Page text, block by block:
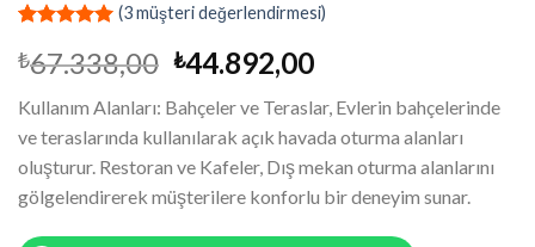
puanına
dayanarak
5 üzerinden
5.00puan
aldı
(3müşteri değerlendirmesi)
₺67.338,00 Orijinal
₺67.338,00.
₺44.892,00Şu
fiyat:
₺44.892,00.
Kullanım Alanları: Bahçeler ve Teraslar, Evlerin bahçelerinde
ve teraslarında kullanılarak açık havada oturma alanları
oluşturur. Restoran ve Kafeler, Dış mekan oturma alanlarını
gölgelendirerek müşterilere konforlu bir deneyim sunar.